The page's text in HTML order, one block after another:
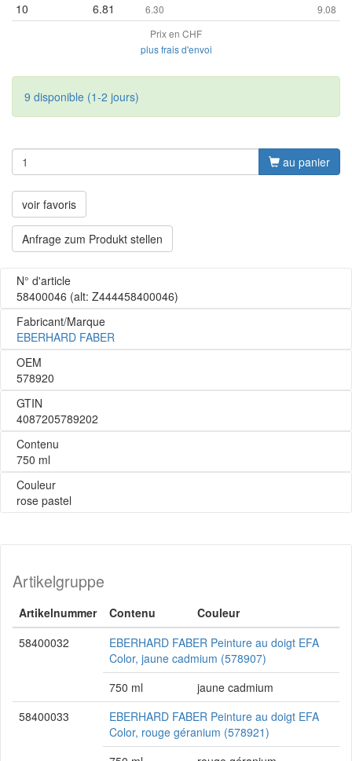
10 6.81 6.30
9.08
Prix en CHF
plus frais d'envoi
9 disponible (1-2 jours)
au panier
voir favoris
Anfrage zum Produkt stellen
N° d'article
58400046 (alt: Z444458400046)
Fabricant/Marque
EBERHARD FABER
OEM
578920
GTIN
4087205789202
Contenu
750 ml
Couleur
rose pastel
Artikelgruppe
Artikelnummer Contenu
Couleur
58400032
EBERHARD FABER Peinture au doigt EFA
Color, jaune cadmium (578907)
750 ml
jaune cadmium
58400033
EBERHARD FABER Peinture au doigt EFA
Color, rouge géranium (578921)